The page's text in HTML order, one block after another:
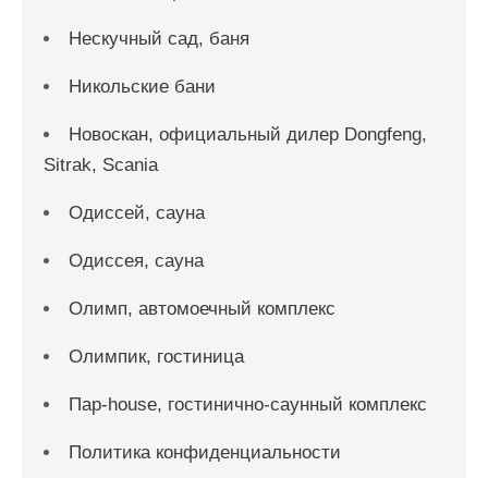
Нескучный сад, баня
Никольские бани
Новоcкан, официальный дилер Dongfeng,
Sitrak, Scania
Одиссей, сауна
Одиссея, сауна
Олимп, автомоечный комплекс
Олимпик, гостиница
Пар-house, гостинично-саунный комплекс
Политика конфиденциальности